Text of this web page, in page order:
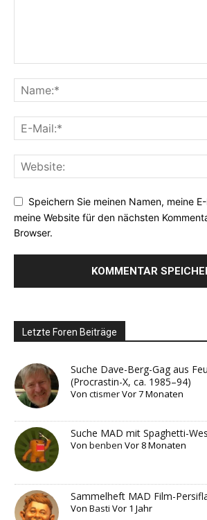
Speichern Sie meinen Namen, meine
meine Website für den nächsten
Browser.
Letzte Foren Beiträge
Suche Dave-Berg-Gag aus
(Procrastin-X, ca. 1985–94)
VonctismerVor 7 Monaten
Suche MAD mit Spaghetti-
Vonbenben Vor 8 Monaten
Sammelheft MAD Film-
VonBasti Vor 1 Jahr